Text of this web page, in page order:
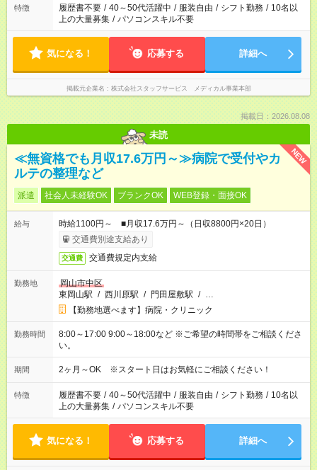
特徴 履歴書不要 / 40～50代活躍中 / 服装自由 / シフト勤務 / 10名以
上の大量募集 / パソコンスキル不要
気になる！ 応募する 詳細へ
掲載元企業名 株式会社スタッフサービス メディカル事業本部
掲載日：2026.08.08
未読
NEW
≪無資格でも月収17.6万円～≫病院で受付やカ
ルテの整理など
派遣 社会人未経験OK ブランクOK WEB登録・面接OK
給与
時給1100円～ ■月収17.6万円～（日収8800円×20日）
交通費別途支給あり
交通費 交通費規定内支給
勤務地
岡山市中区
東岡山駅 / 西川原駅 / 門田屋敷駅 / …
【勤務地選べます】病院・クリニック
勤務時間
8:00～17:00 9:00～18:00など ※ご希望の時間帯をご相談くださ
い。
期間 2ヶ月～OK ※スタート日はお気軽にご相談ください！
特徴 履歴書不要 / 40～50代活躍中 / 服装自由 / シフト勤務 / 10名以
上の大量募集 / パソコンスキル不要
気になる！ 応募する 詳細へ